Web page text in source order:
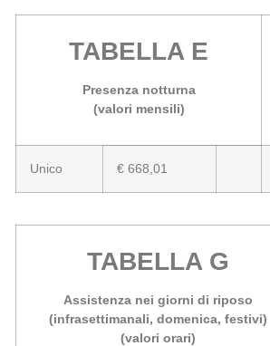
TABELLA E
Presenza notturna
(valori mensili)
Unico € 668,01
TABELLA G
Assistenza nei giorni di riposo
(infrasettimanali, domenica, festivi)
(valori orari)